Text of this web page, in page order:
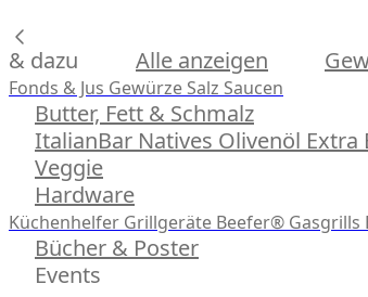
& dazu Alle anzeigen
Fonds & Jus Gewürze Salz Saucen
Butter, Fett & Schmalz
ItalianBar Natives Olivenöl Extra
Veggie
Hardware
Küchenhelfer Grillgeräte Beefer® Gasgrills
Bücher & Poster
Events